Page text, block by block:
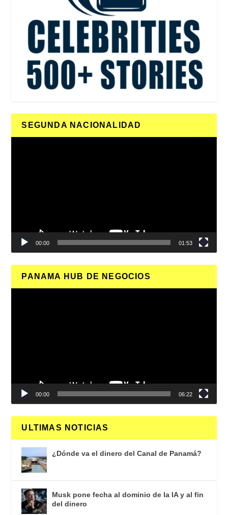
SEGUNDA NACIONALIDAD
00:00 01:53
PANAMA HUB DE NEGOCIOS
00:00 06:22
ULTIMAS NOTICIAS
¿Dónde va el dinero del Canal de Panamá?
Musk pone fecha al dominio de la IA y al fin
del dinero